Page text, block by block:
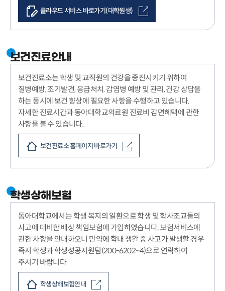
클라우드 서비스 바로가기(대학원생)
보건진료안내
보건진료소는 학생 및 교직원의 건강을 증진시키기 위하여
질병예방, 조기발견, 응급처치, 감염병 예방 및 관리, 건강 상담을
하는 동시에 보건 향상에 필요한 사항을 수행하고 있습니다.
자세한 진료시간과 동아대학교의료원 진료비 감면혜택에 관한
사항을 볼 수 있습니다.
보건진료소 홈페이지 바로가기
학생상해보험
동아대학교에서는 학생 복지의 일환으로 학생 및 학사조교들의
사고에 대비한 배상 책임보험에 가입하였습니다. 보험서비스에
관한 사항을 안내하오니 만약에 학내 생활 중 사고가 발생할 경우
즉시 학생과 학생성공지원팀(200-6202~4)으로 연락하여
주시기 바랍니다
학생상해보험안내